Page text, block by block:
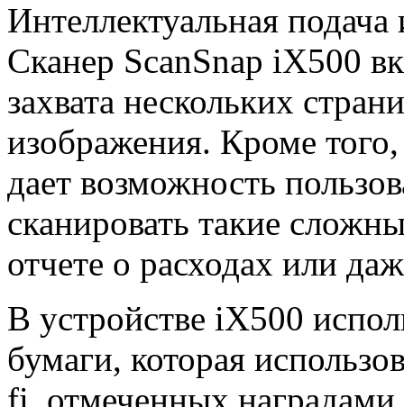
Интеллектуальная
Сканер ScanSnap iX500
захвата нескольких
изображения. Кроме
дает возможность
сканировать такие
отчете о расходах или
В устройстве iX500
бумаги, которая